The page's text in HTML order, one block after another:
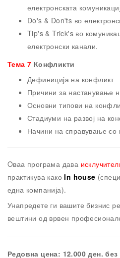
електронската
Do's & Don'ts во
Tip's & Trick's во
електронски канали.
Тема 7 Конфликти
Дефиниција на конфликт
Причини за настанување
Основни типови на
Стадиуми на развој на
Начини на справување со
Oваа програма дава
практикува какоIn house
една компанија).
Унапредете ги вашите бизнис
вештини од врвен
Редовна цена: 12.000 ден.